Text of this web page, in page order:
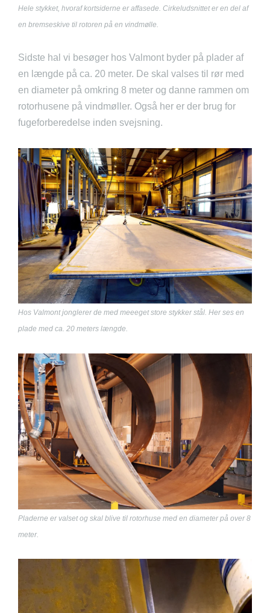
Hele stykket, hvoraf kortsiderne er affasede. Cirkeludsnittet er en del af
en bremseskive til rotoren på en vindmølle.
Sidste hal vi besøger hos Valmont byder på plader af
en længde på ca. 20 meter. De skal valses til rør med
en diameter på omkring 8 meter og danne rammen om
rotorhusene på vindmøller. Også her er der brug for
fugeforberedelse inden svejsning.
Hos Valmont jonglerer de med meeeget store stykker stål. Her ses en
plade med ca. 20 meters længde.
Pladerne er valset og skal blive til rotorhuse med en diameter på over 8
meter.